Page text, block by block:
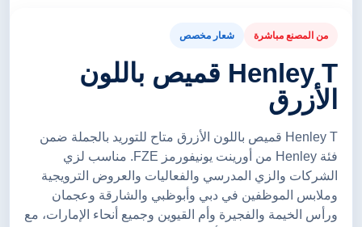
من المصنع مباشرة شعار مخصص
Henley T قميص باللون
الأزرق
Henley T قميص باللون الأزرق متاح للتوريد بالجملة ضمن
فئة Henley من أورينت يونيفورمز FZE. مناسب لزي
الشركات والزي المدرسي والفعاليات والعروض الترويجية
وملابس الموظفين في دبي وأبوظبي والشارقة وعجمان
ورأس الخيمة والفجيرة وأم القيوين وجميع أنحاء الإمارات، مع